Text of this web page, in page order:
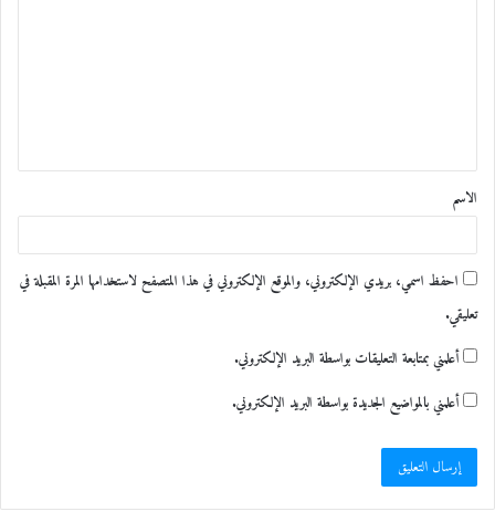
ق
*
الاسم
احفظ اسمي، بريدي الإلكتروني، والموقع الإلكتروني في هذا المتصفح لاستخدامها المرة المقبلة في
تعليقي.
أعلمني بمتابعة التعليقات بواسطة البريد الإلكتروني.
أعلمني بالمواضيع الجديدة بواسطة البريد الإلكتروني.